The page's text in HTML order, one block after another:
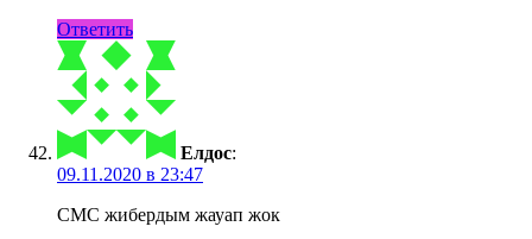
Ответить
Елдос:
09.11.2020 в 23:47
СМС жибердым жауап жок